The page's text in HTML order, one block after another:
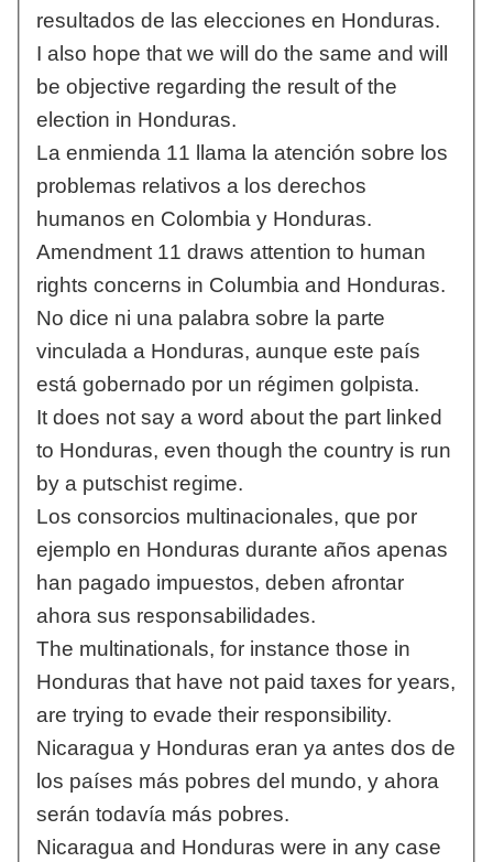
resultados de las elecciones en Honduras.
I also hope that we will do the same and will
be objective regarding the result of the
election in Honduras.
La enmienda 11 llama la atención sobre los
problemas relativos a los derechos
humanos en Colombia y Honduras.
Amendment 11 draws attention to human
rights concerns in Columbia and Honduras.
No dice ni una palabra sobre la parte
vinculada a Honduras, aunque este país
está gobernado por un régimen golpista.
It does not say a word about the part linked
to Honduras, even though the country is run
by a putschist regime.
Los consorcios multinacionales, que por
ejemplo en Honduras durante años apenas
han pagado impuestos, deben afrontar
ahora sus responsabilidades.
The multinationals, for instance those in
Honduras that have not paid taxes for years,
are trying to evade their responsibility.
Nicaragua y Honduras eran ya antes dos de
los países más pobres del mundo, y ahora
serán todavía más pobres.
Nicaragua and Honduras were in any case